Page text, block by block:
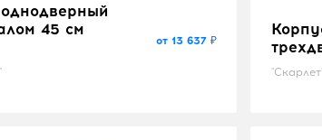
45 см
от 13 637 ₽